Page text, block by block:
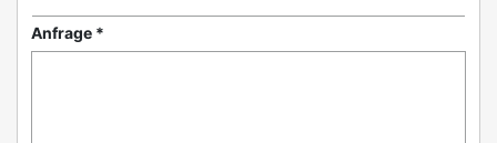
Anfrage *